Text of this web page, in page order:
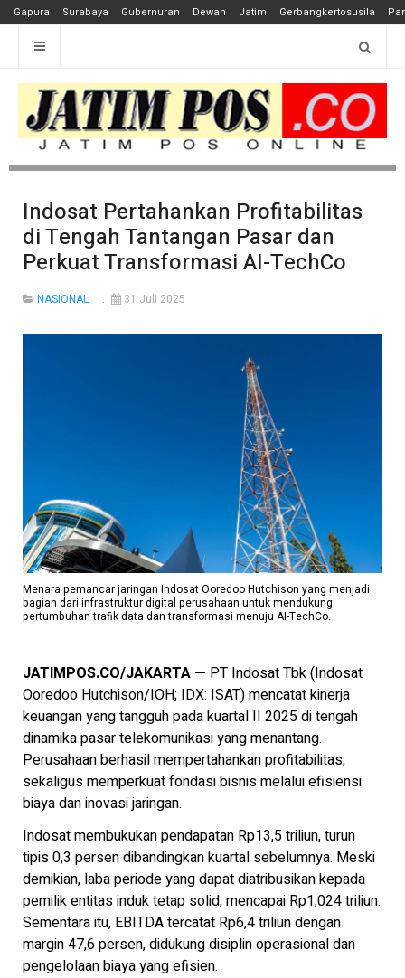
Gapura Surabaya Gubernuran Dewan Jatim Gerbangkertosusila
Indosat Pertahankan Profitabilitas
di Tengah Tantangan Pasar dan
Perkuat Transformasi AI-TechCo
NASIONAL 31 Juli 2025
Menara pemancar jaringan Indosat Ooredoo Hutchison yang menjadi
bagian dari infrastruktur digital perusahaan untuk mendukung
pertumbuhan trafik data dan transformasi menuju AI-TechCo.
JATIMPOS.CO/JAKARTA — PT Indosat Tbk (Indosat
Ooredoo Hutchison/IOH; IDX: ISAT) mencatat kinerja
keuangan yang tangguh pada kuartal II 2025 di tengah
dinamika pasar telekomunikasi yang menantang.
Perusahaan berhasil mempertahankan profitabilitas,
sekaligus memperkuat fondasi bisnis melalui efisiensi
biaya dan inovasi jaringan.
Indosat membukukan pendapatan Rp13,5 triliun, turun
tipis 0,3 persen dibandingkan kuartal sebelumnya. Meski
demikian, laba periode yang dapat diatribusikan kepada
pemilik entitas induk tetap solid, mencapai Rp1,024 triliun.
Sementara itu, EBITDA tercatat Rp6,4 triliun dengan
margin 47,6 persen, didukung disiplin operasional dan
pengelolaan biaya yang efisien.